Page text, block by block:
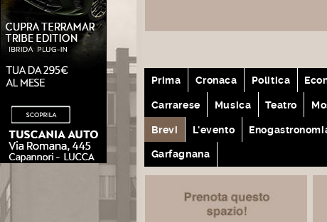
Prima Cronaca Politica
Carrarese Musica Teatro
Brevi L'evento
Garfagnana